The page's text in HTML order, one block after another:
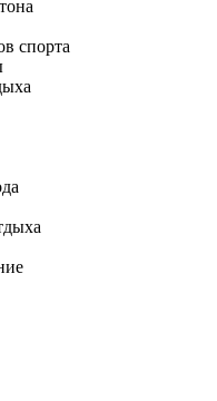
спорта